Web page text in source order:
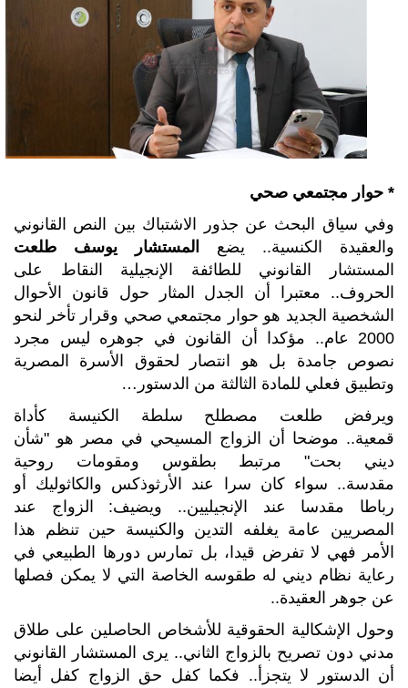
* حوار مجتمعي صحي
وفي سياق البحث عن جذور الاشتباك بين النص القانوني
والعقيدة الكنسية.. يضع
المستشار يوسف طلعت
المستشار القانوني للطائفة الإنجيلية النقاط على
الحروف.. معتبرا أن الجدل المثار حول قانون الأحوال
الشخصية الجديد هو حوار مجتمعي صحي وقرار تأخر لنحو
2000 عام.. مؤكدا أن القانون في جوهره ليس مجرد
نصوص جامدة بل هو انتصار لحقوق الأسرة المصرية
وتطبيق فعلي للمادة الثالثة من الدستور…
ويرفض طلعت مصطلح سلطة الكنيسة كأداة
قمعية.. موضحا أن الزواج المسيحي في مصر هو "شأن
ديني بحت" مرتبط بطقوس ومقومات روحية
مقدسة.. سواء كان سرا عند الأرثوذكس والكاثوليك أو
رباطا مقدسا عند الإنجيليين.. ويضيف: الزواج عند
المصريين عامة يغلفه التدين والكنيسة حين تنظم هذا
الأمر فهي لا تفرض قيدا، بل تمارس دورها الطبيعي في
رعاية نظام ديني له طقوسه الخاصة التي لا يمكن فصلها
عن جوهر العقيدة..
وحول الإشكالية الحقوقية للأشخاص الحاصلين على طلاق
مدني دون تصريح بالزواج الثاني.. يرى المستشار القانوني
أن الدستور لا يتجزأ.. فكما كفل حق الزواج كفل أيضا